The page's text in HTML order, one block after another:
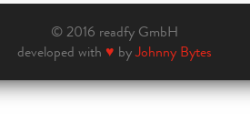
© 2016 readfy GmbH
developed with ♥ byJohnny Bytes